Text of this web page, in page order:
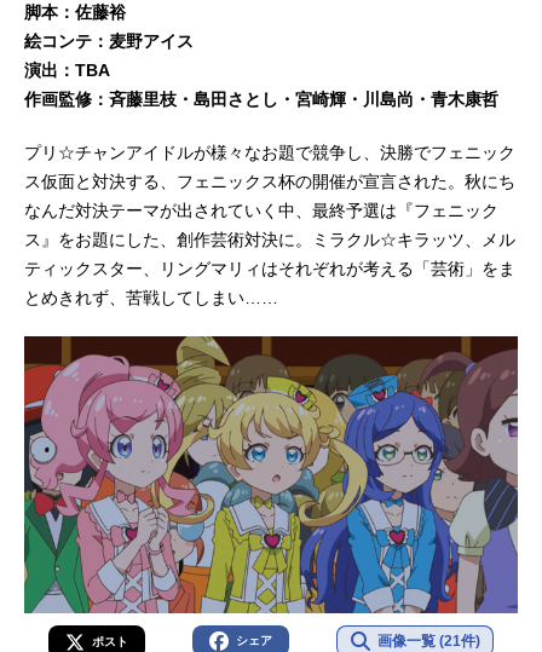
脚本：佐藤裕
絵コンテ：麦野アイス
演出：TBA
作画監修：斉藤里枝・島田さとし・宮崎輝・川島尚・青木康哲
プリ☆チャンアイドルが様々なお題で競争し、決勝でフェニック
ス仮面と対決する、フェニックス杯の開催が宣言された。秋にち
なんだ対決テーマが出されていく中、最終予選は『フェニック
ス』をお題にした、創作芸術対決に。ミラクル☆キラッツ、メル
ティックスター、リングマリィはそれぞれが考える「芸術」をま
とめきれず、苦戦してしまい……
ポスト シェア 画像一覧 (21件)